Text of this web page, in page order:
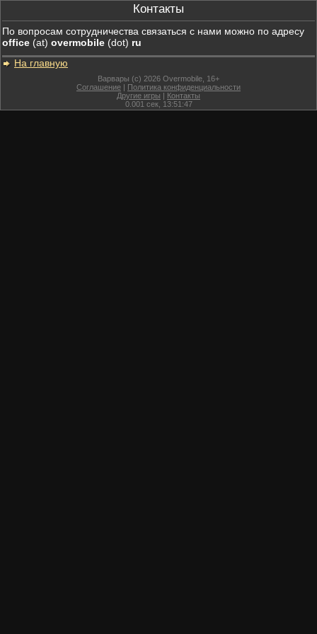
Контакты
По вопросам сотрудничества связаться с нами можно по адресу
office (at) overmobile (dot) ru
На главную
Варвары (c) 2026 Overmobile, 16+
Соглашение | Политика конфиденциальности
Другие игры | Контакты
0.001 сек, 13:51:47